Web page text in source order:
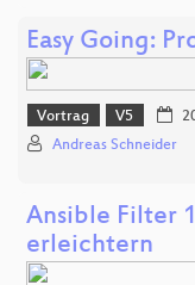
Easy Going:
Vortrag V5
Andreas Schneider
Ansible Filter
erleichtern